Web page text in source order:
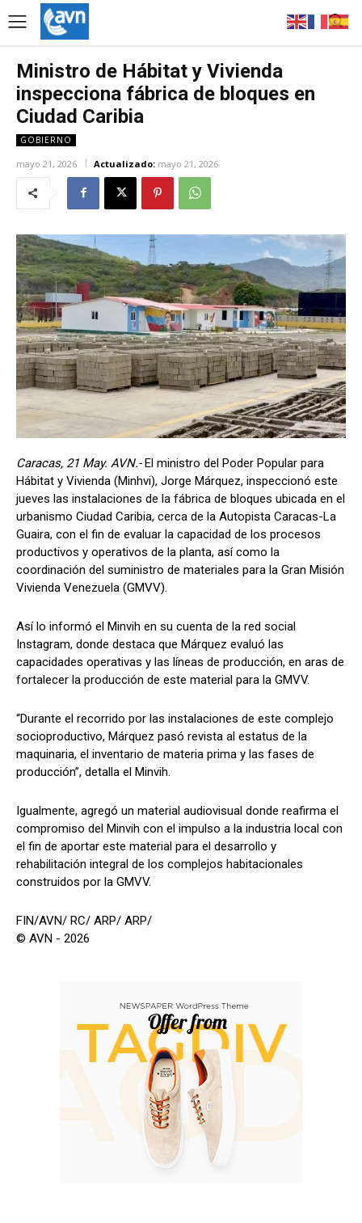
Ministro de Hábitat y Vivienda
inspecciona fábrica de bloques en
Ciudad Caribia
GOBIERNO
mayo 21, 2026 Actualizado: mayo 21, 2026
Caracas, 21 May. AVN.-El ministro del Poder Popular para
Hábitat y Vivienda (Minhvi), Jorge Márquez, inspeccionó este
jueves las instalaciones de la fábrica de bloques ubicada en el
urbanismo Ciudad Caribia, cerca de la Autopista Caracas-La
Guaira, con el fin de evaluar la capacidad de los procesos
productivos y operativos de la planta, así como la
coordinación del suministro de materiales para la Gran Misión
Vivienda Venezuela (GMVV).
Así lo informó el Minvih en su cuenta de la red social
Instagram, donde destaca que Márquez evaluó las
capacidades operativas y las líneas de producción, en aras de
fortalecer la producción de este material para la GMVV.
“Durante el recorrido por las instalaciones de este complejo
socioproductivo, Márquez pasó revista al estatus de la
maquinaria, el inventario de materia prima y las fases de
producción”, detalla el Minvih.
Igualmente, agregó un material audiovisual donde reafirma el
compromiso del Minvih con el impulso a la industria local con
el fin de aportar este material para el desarrollo y
rehabilitación integral de los complejos habitacionales
construidos por la GMVV.
FIN/AVN/ RC/ ARP/ ARP/
© AVN - 2026